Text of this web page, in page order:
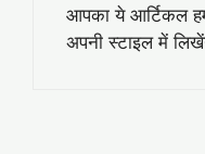
आपका ये आर्टिकल
अपनी स्टाइल में